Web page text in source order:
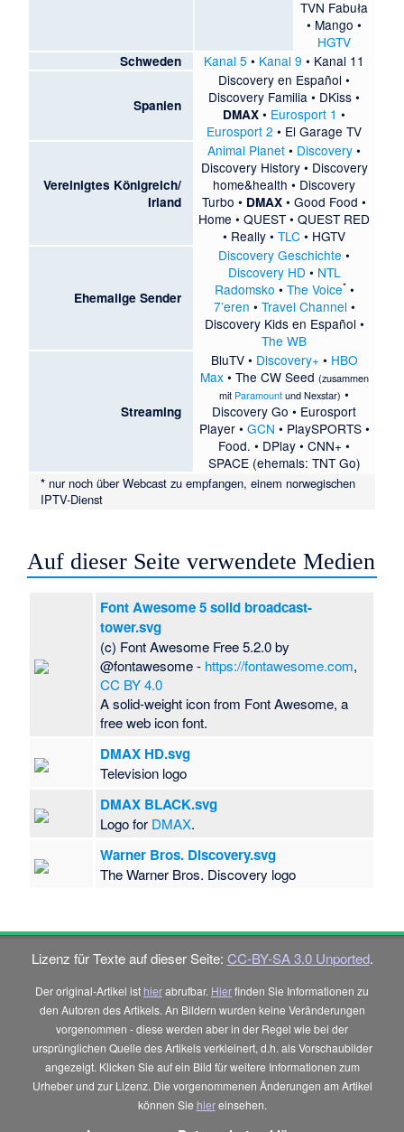
TVN Fabuła
• Mango •
HGTV
Schweden Kanal 5 • Kanal 9 • Kanal 11
Spanien
Discovery en Español •
Discovery Familia • DKiss •
DMAX • Eurosport 1 •
Eurosport 2 • El Garage TV
Vereinigtes Königreich/
Irland
Animal Planet • Discovery •
Discovery History• Discovery
home&health • Discovery
Turbo • DMAX •Good Food •
Home •QUEST•QUEST RED
• Really •TLC • HGTV
Ehemalige Sender
Discovery Geschichte •
Discovery HD • NTL
Radomsko • The Voice*•
7’eren • Travel Channel •
Discovery Kids en Español •
The WB
Streaming
BluTV• Discovery+ • HBO
Max• The CW Seed (zusammen
mit ParamountundNexstar) •
Discovery Go • Eurosport
Player• GCN • PlaySPORTS•
Food. • DPlay •CNN+ •
SPACE(ehemals: TNT Go)
* nur noch über Webcast zu empfangen, einem norwegischen
IPTV-Dienst
Auf dieser Seite verwendete Medien
Font Awesome 5 solid broadcast-
tower.svg
(c) Font Awesome Free 5.2.0 by
@fontawesome - https://fontawesome.com,
CC BY 4.0
A solid-weight icon from Font Awesome, a
free web icon font.
DMAX HD.svg
Television logo
DMAX BLACK.svg
Logo for DMAX.
Warner Bros. Discovery.svg
The Warner Bros. Discovery logo
Lizenz für Texte auf dieser Seite: CC-BY-SA 3.0 Unported.
Der original-Artikel ist hierabrufbar. Hierfinden Sie Informationen zu
den Autoren des Artikels. An Bildern wurden keine Veränderungen
vorgenommen - diese werden aber in der Regel wie bei der
ursprünglichen Quelle des Artikels verkleinert, d.h. als Vorschaubilder
angezeigt. Klicken Sie auf ein Bild für weitere Informationen zum
Urheber und zur Lizenz. Die vorgenommenen Änderungen am Artikel
können Sie hiereinsehen.